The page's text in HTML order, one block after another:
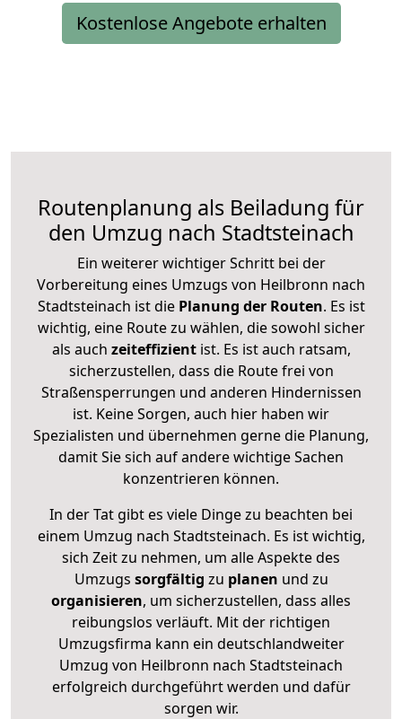
Kostenlose Angebote erhalten
Routenplanung als Beiladung für
den Umzug nach Stadtsteinach
Ein weiterer wichtiger Schritt bei der
Vorbereitung eines Umzugs von Heilbronn nach
Stadtsteinach ist diePlanung der Routen. Es ist
wichtig, eine Route zu wählen, die sowohl sicher
als auch zeiteffizientist. Es ist auch ratsam,
sicherzustellen, dass die Route frei von
Straßensperrungen und anderen Hindernissen
ist. Keine Sorgen, auch hier haben wir
Spezialisten und übernehmen gerne die Planung,
damit Sie sich auf andere wichtige Sachen
konzentrieren können.
In der Tat gibt es viele Dinge zu beachten bei
einem Umzug nach Stadtsteinach. Es ist wichtig,
sich Zeit zu nehmen, um alle Aspekte des
Umzugs sorgfältig zu planen und zu
organisieren, um sicherzustellen, dass alles
reibungslos verläuft. Mit der richtigen
Umzugsfirma kann ein deutschlandweiter
Umzug von Heilbronn nach Stadtsteinach
erfolgreich durchgeführt werden und dafür
sorgen wir.